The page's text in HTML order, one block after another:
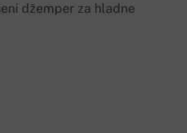
džemper za hladne